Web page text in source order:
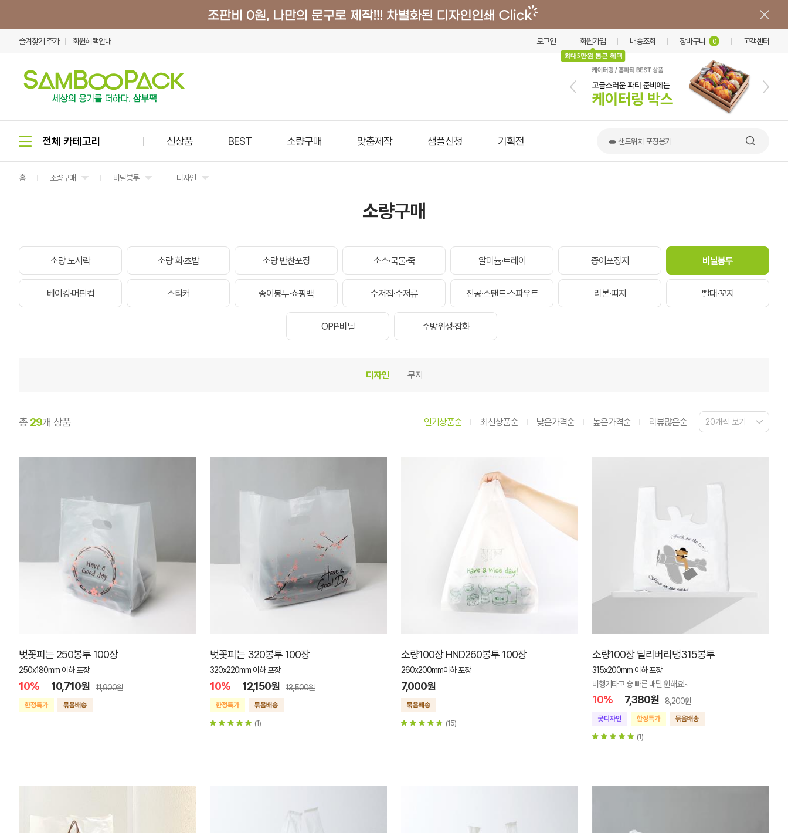
즐겨찾기 추가 회원혜택안내 로그인 회원가입
최대5만원 통큰 혜택
배송조회 장바구니 0 고객센터
신상품 BEST 소량구매 맞춤제작 샘플신청 기획전 🥪 샌드위치 포장용기
홈 소량구매 비닐봉투 디자인
소량구매
소량 도시락 소량 회·초밥 소량 반찬포장 소스·국물·죽 알미늄·트레이 종이포장지 비닐봉투
베이킹·머핀컵 스티커 종이봉투·쇼핑백 수저집·수저류 진공·스탠드·스파우트 리본·띠지 빨대·꼬지
OPP·비닐 주방위생·잡화
디자인 무지
총 29개 상품 인기상품순 최신상품순 낮은가격순 높은가격순 리뷰많은순
벚꽃피는 250봉투 100장
250x180mm 이하 포장
10% 10,710원 11,900원
벚꽃피는 320봉투 100장
320x220mm 이하 포장
10% 12,150원 13,500원
(1)
소량100장 HND260봉투 100장
260x200mm이하 포장
7,000원
(15)
소량100장 딜리버리댕315봉투
315x200mm 이하 포장
비행기타고 슝 빠른 배달 원해요!~
10% 7,380원 8,200원
(1)